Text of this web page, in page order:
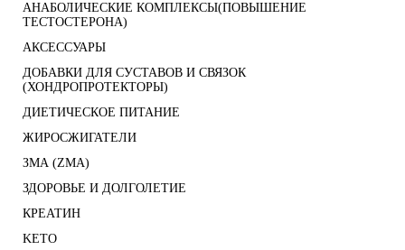
АНАБОЛИЧЕСКИЕ КОМПЛЕКСЫ(ПОВЫШЕНИЕ
ТЕСТОСТЕРОНА)
АКСЕССУАРЫ
ДОБАВКИ ДЛЯ СУСТАВОВ И СВЯЗОК
(ХОНДРОПРОТЕКТОРЫ)
ДИЕТИЧЕСКОЕ ПИТАНИЕ
ЖИРОСЖИГАТЕЛИ
ЗМА (ZMA)
ЗДОРОВЬЕ И ДОЛГОЛЕТИЕ
КРЕАТИН
KETO